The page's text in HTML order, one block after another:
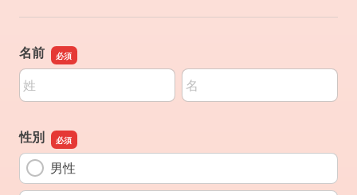
名前
名前の姓
名前の名
性別
男性